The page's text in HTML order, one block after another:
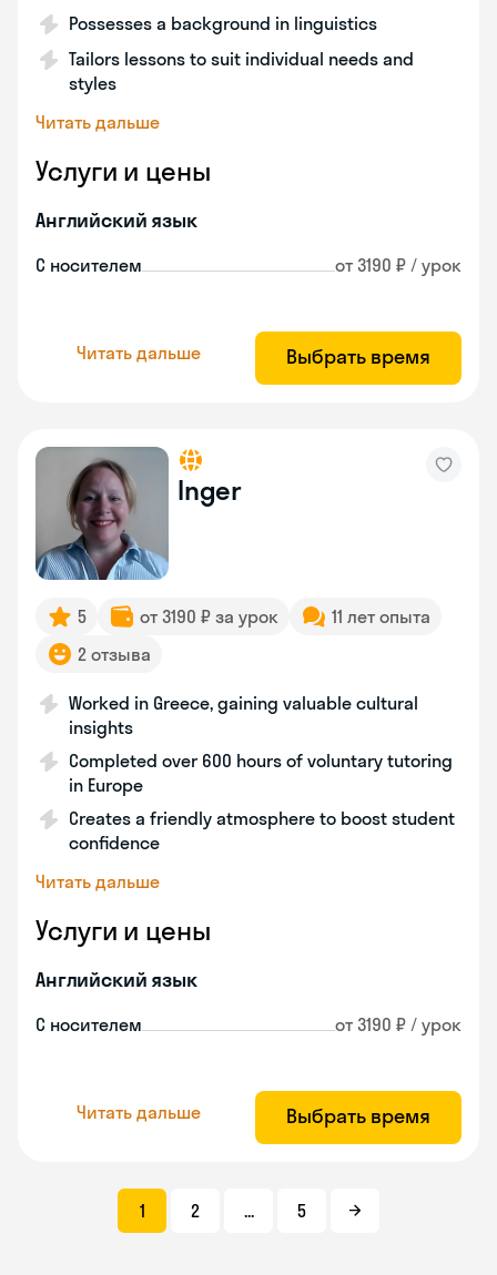
Possesses a background in linguistics
Tailors lessons to suit individual needs and
styles
Читать дальше
Услуги и цены
Английский язык
С носителем от 3190 ₽ / урок
Читать дальше Выбрать время
Inger
5 от 3190 ₽ за урок
11 лет опыта
2 отзыва
Worked in Greece, gaining valuable cultural
insights
Completed over 600 hours of voluntary tutoring
in Europe
Creates a friendly atmosphere to boost student
confidence
Читать дальше
Услуги и цены
Английский язык
С носителем от 3190 ₽ / урок
Читать дальше Выбрать время
1 2 ... 5